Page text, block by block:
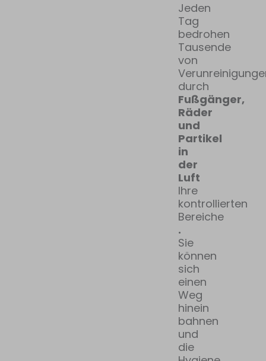
Jeden
Tag
bedrohen
Tausende
von
durch
Fußgänger,
Räder
und
Partikel
in
der
Luft
Ihre
kontrollierten
Bereiche
.
Sie
können
sich
einen
Weg
hinein
bahnen
und
die